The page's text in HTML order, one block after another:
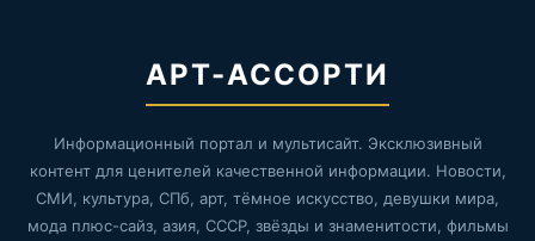
АРТ-АССОРТИ
Информационный портал и мультисайт. Эксклюзивный
контент для ценителей качественной информации. Новости,
СМИ, культура, СПб, арт, тёмное искусство, девушки мира,
мода плюс-сайз, азия, СССР, звёзды и знаменитости, фильмы